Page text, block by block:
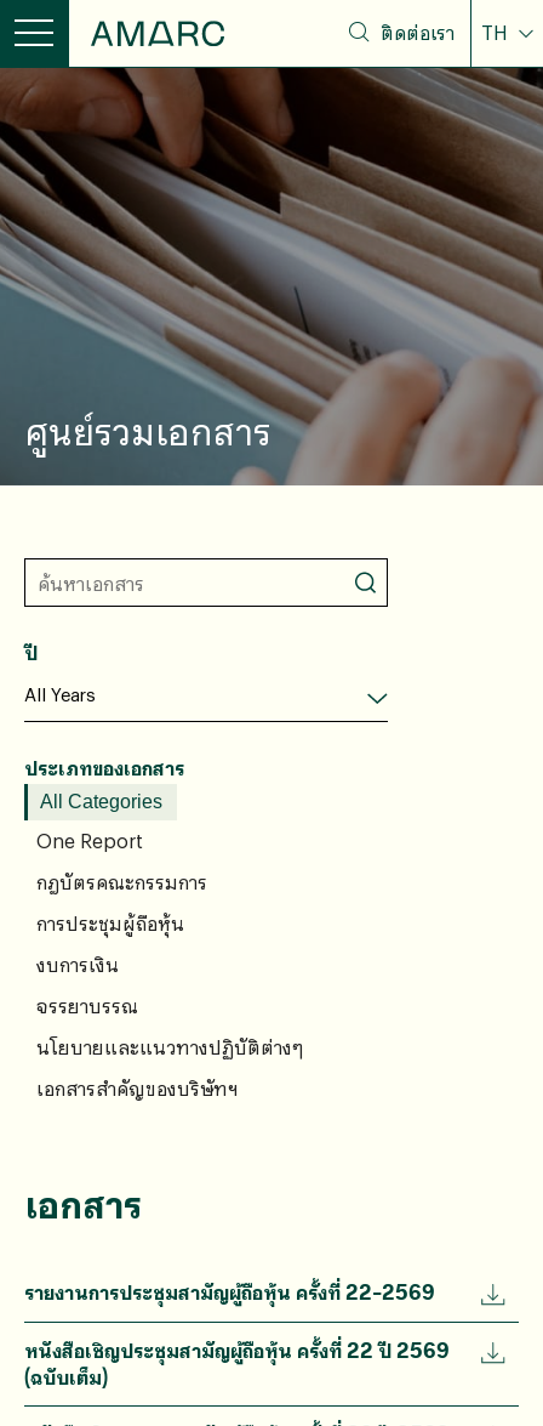
ติดต่อเรา TH
ศูนย์รวมเอกสาร
ปี
ประเภทของเอกสาร
All Categories
One Report
กฎบัตรคณะกรรมการ
การประชุมผู้ถือหุ้น
งบการเงิน
จรรยาบรรณ
นโยบายและแนวทางปฏิบัติต่างๆ
เอกสารสำคัญของบริษัทฯ
เอกสาร
รายงานการประชุมสามัญผู้ถือหุ้น ครั้งที่ 22-2569
หนังสือเชิญประชุมสามัญผู้ถือหุ้น ครั้งที่ 22 ปี 2569
(ฉบับเต็ม)